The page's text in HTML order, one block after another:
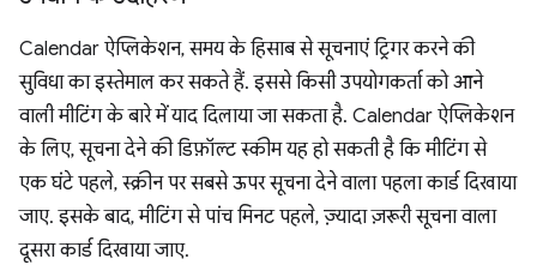
Calendar ऐप्लिकेशन, समय के हिसाब से सूचनाएं ट्रिगर करने की
सुविधा का इस्तेमाल कर सकते हैं. इससे किसी उपयोगकर्ता को आने
वाली मीटिंग के बारे में याद दिलाया जा सकता है. Calendar ऐप्लिकेशन
के लिए, सूचना देने की डिफ़ॉल्ट स्कीम यह हो सकती है कि मीटिंग से
एक घंटे पहले, स्क्रीन पर सबसे ऊपर सूचना देने वाला पहला कार्ड दिखाया
जाए. इसके बाद, मीटिंग से पांच मिनट पहले, ज़्यादा ज़रूरी सूचना वाला
दूसरा कार्ड दिखाया जाए.